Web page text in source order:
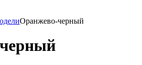
Оранжево-черный